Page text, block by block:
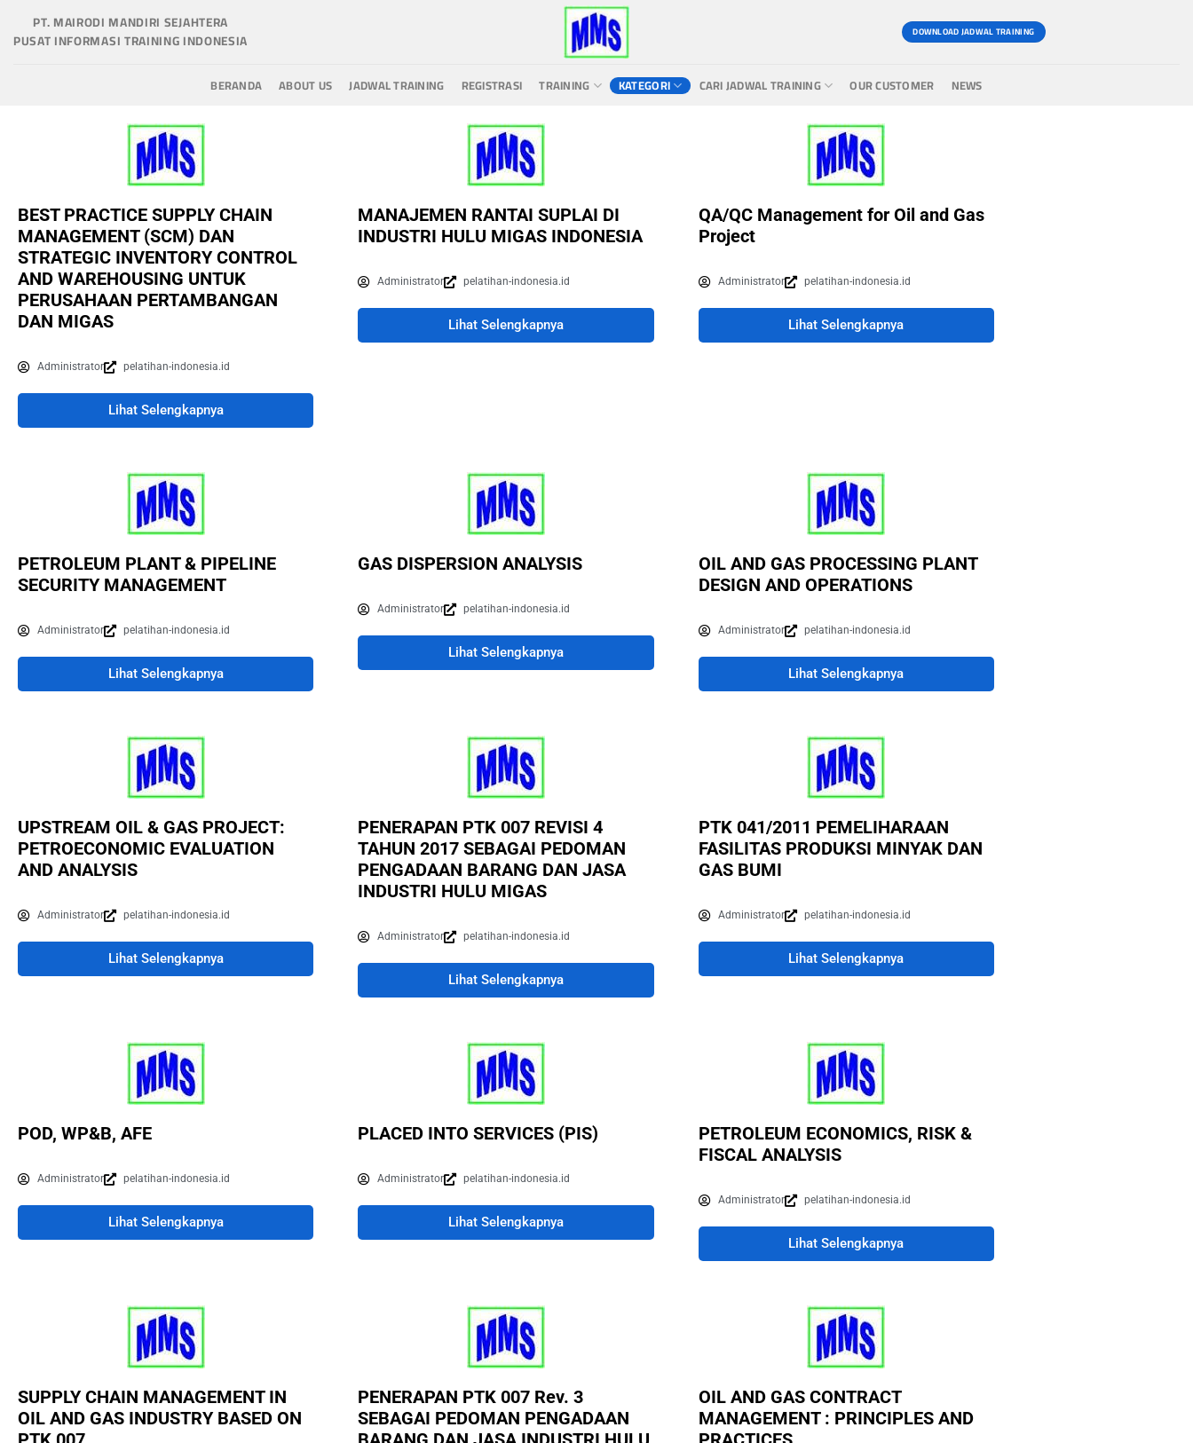
PT. MAIRODI MANDIRI SEJAHTERA
PUSAT INFORMASI TRAINING INDONESIA
DOWNLOAD JADWAL TRAINING
BERANDA ABOUT US JADWAL TRAINING REGISTRASI TRAINING KATEGORI CARI JADWAL TRAINING OUR CUSTOMER NEWS
BEST PRACTICE SUPPLY CHAIN
MANAGEMENT (SCM) DAN
STRATEGIC INVENTORY CONTROL
AND WAREHOUSING UNTUK
PERUSAHAAN PERTAMBANGAN
DAN MIGAS
Administrator pelatihan-indonesia.id
Lihat Selengkapnya
MANAJEMEN RANTAI SUPLAI DI
INDUSTRI HULU MIGAS INDONESIA
Administrator pelatihan-indonesia.id
Lihat Selengkapnya
QA/QC Management for Oil and Gas
Project
Administrator pelatihan-indonesia.id
Lihat Selengkapnya
PETROLEUM PLANT & PIPELINE
SECURITY MANAGEMENT
Administrator pelatihan-indonesia.id
Lihat Selengkapnya
GAS DISPERSION ANALYSIS
Administrator pelatihan-indonesia.id
Lihat Selengkapnya
OIL AND GAS PROCESSING PLANT
DESIGN AND OPERATIONS
Administrator pelatihan-indonesia.id
Lihat Selengkapnya
UPSTREAM OIL & GAS PROJECT:
PETROECONOMIC EVALUATION
AND ANALYSIS
Administrator pelatihan-indonesia.id
Lihat Selengkapnya
PENERAPAN PTK 007 REVISI 4
TAHUN 2017 SEBAGAI PEDOMAN
PENGADAAN BARANG DAN JASA
INDUSTRI HULU MIGAS
Administrator pelatihan-indonesia.id
Lihat Selengkapnya
PTK 041/2011 PEMELIHARAAN
FASILITAS PRODUKSI MINYAK DAN
GAS BUMI
Administrator pelatihan-indonesia.id
Lihat Selengkapnya
POD, WP&B, AFE
Administrator pelatihan-indonesia.id
Lihat Selengkapnya
PLACED INTO SERVICES (PIS)
Administrator pelatihan-indonesia.id
Lihat Selengkapnya
PETROLEUM ECONOMICS, RISK &
FISCAL ANALYSIS
Administrator pelatihan-indonesia.id
Lihat Selengkapnya
SUPPLY CHAIN MANAGEMENT IN
OIL AND GAS INDUSTRY BASED ON
PENERAPAN PTK 007 Rev. 3
SEBAGAI PEDOMAN PENGADAAN
OIL AND GAS CONTRACT
MANAGEMENT : PRINCIPLES AND